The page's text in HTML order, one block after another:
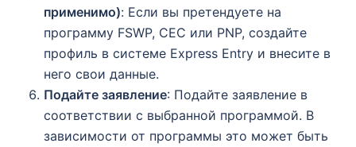
применимо): Если вы претендуете на
программу FSWP, CEC или PNP, создайте
профиль в системе Express Entry и внесите в
него свои данные.
Подайте заявление: Подайте заявление в
соответствии с выбранной программой. В
зависимости от программы это может быть